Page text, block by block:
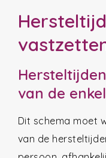
van de enkel
Dit schema moet
van de